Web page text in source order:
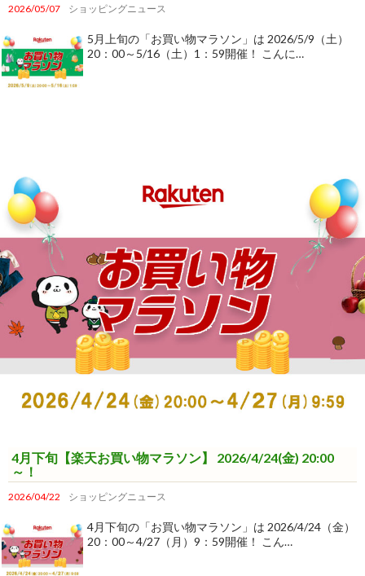
2026/05/07 ショッピングニュース
5月上旬の「お買い物マラソン」は 2026/5/9（土）
20：00～5/16（土）1：59開催！ こんに…
4月下旬【楽天お買い物マラソン】 2026/4/24(金) 20:00
～！
2026/04/22 ショッピングニュース
4月下旬の「お買い物マラソン」は 2026/4/24（金）
20：00～4/27（月）9：59開催！ こん…